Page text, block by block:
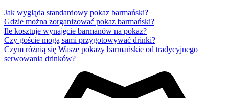
Jak wygląda standardowy pokaz barmański?
Gdzie można zorganizować pokaz barmański?
Ile kosztuje wynajęcie barmanów na pokaz?
Czy goście mogą sami przygotowywać drinki?
Czym różnią się Wasze pokazy barmańskie od tradycyjnego
serwowania drinków?